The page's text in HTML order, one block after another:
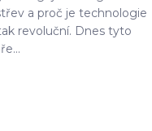
a proč je technologie
revoluční. Dnes tyto